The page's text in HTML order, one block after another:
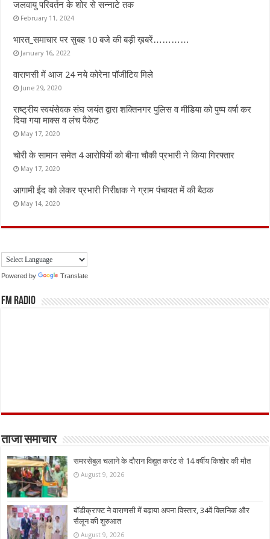
जलवायु परिवर्तन के शोर से सन्नाटे तक
February 11, 2024
भारत_समाचार पर सुबह 10 बजे की बड़ी ख़बरें…………
January 16, 2022
वाराणसी में आज 24 नये कोरेना पॉजीटिव मिले
June 29, 2020
राष्ट्रीय स्वयंसेवक संघ जयंत द्वारा शक्तिनगर पुलिस व मीडिया को पुष्प वर्षा कर
दिया गया माक्स व लंच पैकेट
May 17, 2020
चोरी के सामान समेत 4 आरोपियों को बीना चौकी प्रभारी ने किया गिरफ्तार
May 17, 2020
आगामी ईद को लेकर प्रभारी निरीक्षक ने ग्राम पंचायत में की बैठक
May 14, 2020
Powered by Translate
FM Radio
ताजा समाचार
समरसेबुल चलाने के दौरान विद्युत करंट से 14 वर्षीय किशोर की मौत
August 9, 2026
बॉडीक्राफ्ट ने वाराणसी में बढ़ाया अपना विस्तार, 34वें क्लिनिक और
सैलून की शुरुआत
August 9, 2026